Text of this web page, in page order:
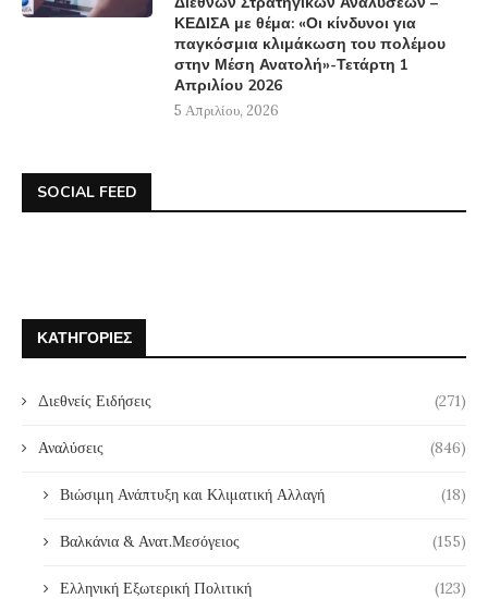
ΚΕΔΙΣΑ με θέμα: «Οι κίνδυνοι για
παγκόσμια κλιμάκωση του πολέμου
στην Μέση Ανατολή»-Τετάρτη 1
Απριλίου 2026
5 Απριλίου, 2026
SOCIAL FEED
ΚΑΤΗΓΟΡΊΕΣ
Διεθνείς Ειδήσεις (271)
Αναλύσεις (846)
Βιώσιμη Ανάπτυξη και Κλιματική Αλλαγή (18)
Βαλκάνια & Ανατ.Μεσόγειος (155)
Ελληνική Εξωτερική Πολιτική (123)